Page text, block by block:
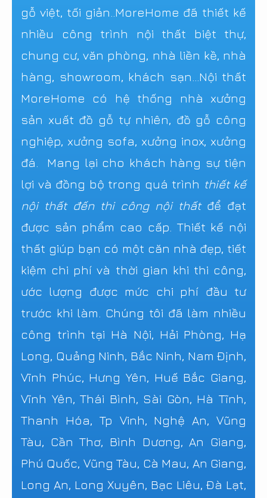
gỗ việt, tối giản..MoreHome đã thiết kế
nhiều công trình nội thất biệt thự,
chung cư, văn phòng, nhà liền kề, nhà
hàng, showroom, khách sạn...Nội thất
MoreHome có hệ thống nhà xưởng
sản xuất đồ gỗ tự nhiên, đồ gỗ công
nghiệp, xưởng sofa, xưởng inox, xưởng
đá. Mang lại cho khách hàng sự tiện
lợi và đồng bộ trong quá trình thiết kế
nội thất đến thi công nội thấtđể đạt
được sản phẩm cao cấp. Thiết kế nội
thất giúp bạn có một căn nhà đẹp, tiết
kiệm chi phí và thời gian khi thi công,
ước lượng được mức chi phí đầu tư
trước khi làm. Chúng tôi đã làm nhiều
công trình tại Hà Nội, Hải Phòng, Hạ
Long, Quảng Ninh, Bắc Ninh, Nam Định,
Vĩnh Phúc, Hưng Yên, Huế Bắc Giang,
Vĩnh Yên, Thái Bình, Sài Gòn, Hà Tĩnh,
Thanh Hóa, Tp Vinh, Nghệ An, Vũng
Tàu, Cần Thơ, Bình Dương, An Giang,
Phú Quốc, Vũng Tàu, Cà Mau, An Giang,
Long An, Long Xuyên, Bạc Liêu, Đà Lạt,